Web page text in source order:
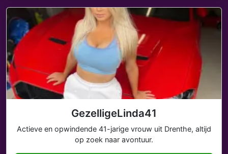
GezelligeLinda41
Actieve en opwindende 41-jarige vrouw uit Drenthe, altijd
op zoek naar avontuur.